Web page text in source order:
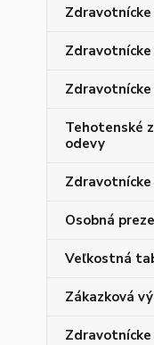
Zdravotnícke
Tehotenské
odevy
Osobná
Veľkostná
Zákazková